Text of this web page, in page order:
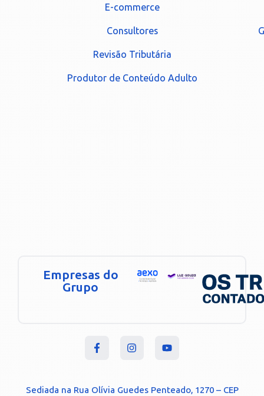
E-commerce
Consultores
Revisão Tributária
Produtor de Conteúdo Adulto
Empresas do
Grupo
Sediada na Rua Olívia Guedes Penteado, 1270 – CEP